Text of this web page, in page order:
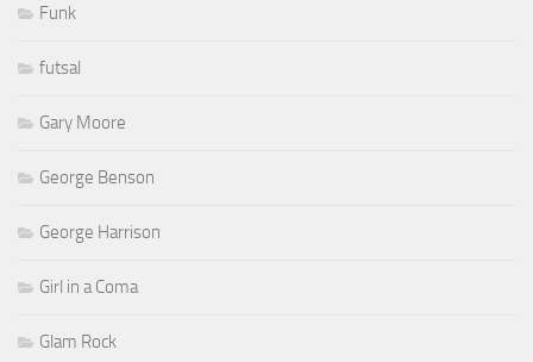
Funk
futsal
Gary Moore
George Benson
George Harrison
Girl in a Coma
Glam Rock